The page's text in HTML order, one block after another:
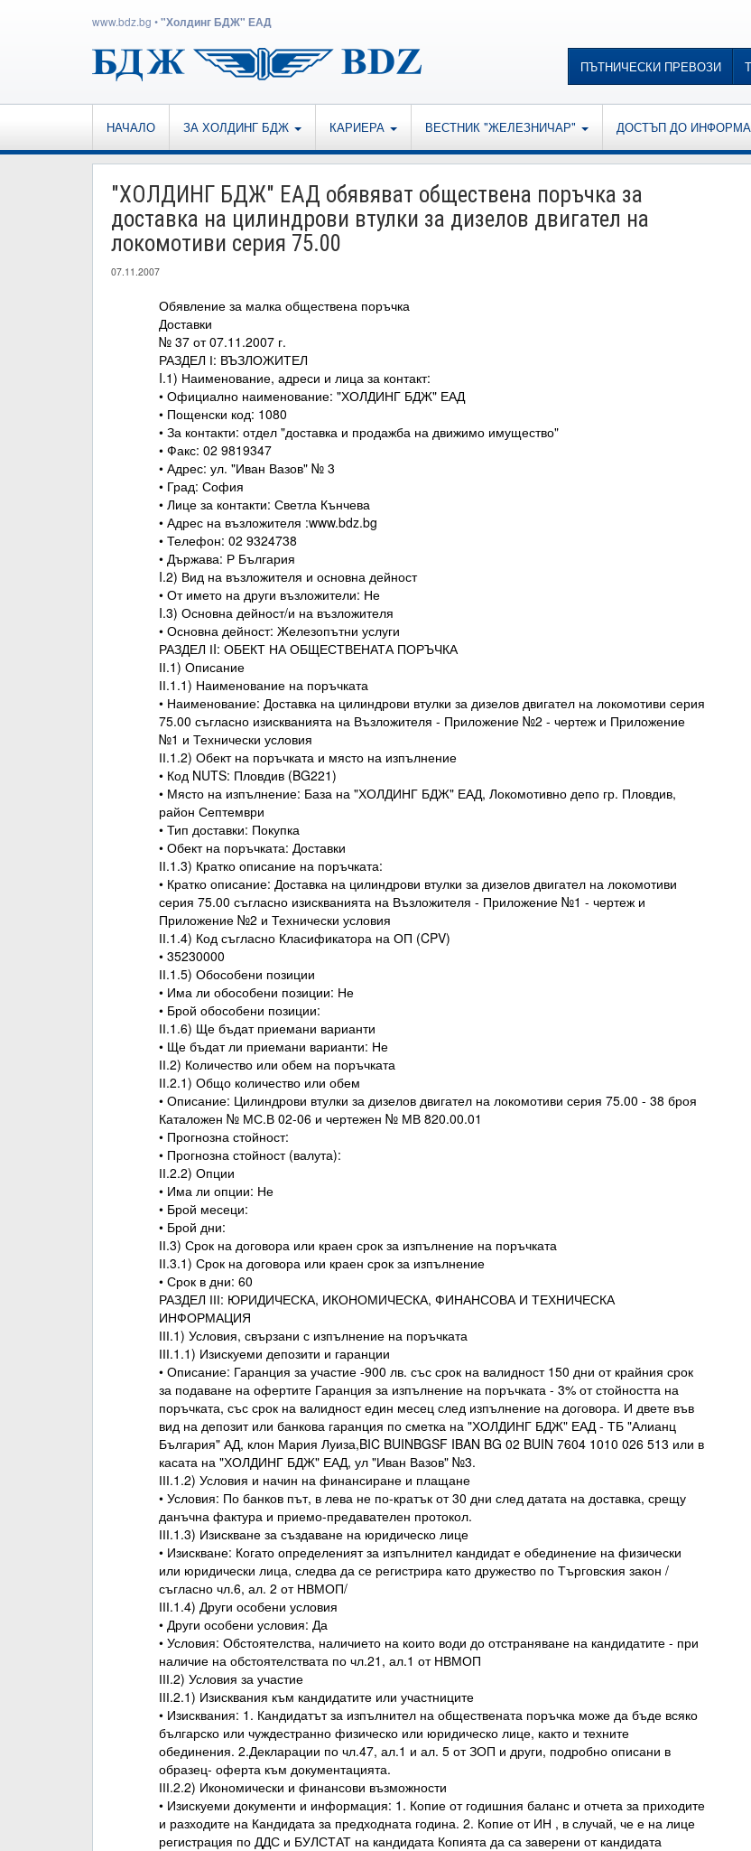
www.bdz.bg •"Холдинг БДЖ" ЕАД
ПЪТНИЧЕСКИ ПРЕВОЗИ
НАЧАЛО ЗА ХОЛДИНГ БДЖ КАРИЕРА ВЕСТНИК "ЖЕЛЕЗНИЧАР" ДОСТЪП ДО
"ХОЛДИНГ БДЖ" ЕАД обявяват обществена поръчка за
доставка на цилиндрови втулки за дизелов двигател на
локомотиви серия 75.00
07.11.2007
Обявление за малка обществена поръчка
Доставки
№ 37 от 07.11.2007 г.
РАЗДЕЛ І: ВЪЗЛОЖИТЕЛ
I.1) Наименование, адреси и лица за контакт:
• Официално наименование: "ХОЛДИНГ БДЖ" ЕАД
• Пощенски код: 1080
• За контакти: отдел "доставка и продажба на движимо имущество"
• Факс: 02 9819347
• Адрес: ул. "Иван Вазов" № 3
• Град: София
• Лице за контакти: Светла Кънчева
• Адрес на възложителя :www.bdz.bg
• Телефон: 02 9324738
• Държава: Р България
I.2) Вид на възложителя и основна дейност
• От името на други възложители: Не
I.3) Основна дейност/и на възложителя
• Основна дейност: Железопътни услуги
РАЗДЕЛ ІI: ОБЕКТ НА ОБЩЕСТВЕНАТА ПОРЪЧКА
ІІ.1) Описание
ІІ.1.1) Наименование на поръчката
• Наименование: Доставка на цилиндрови втулки за дизелов двигател на локомотиви серия
75.00 съгласно изискванията на Възложителя - Приложение №2 - чертеж и Приложение
№1 и Технически условия
ІІ.1.2) Обект на поръчката и място на изпълнение
• Код NUTS: Пловдив (BG221)
• Място на изпълнение: База на "ХОЛДИНГ БДЖ" ЕАД, Локомотивно депо гр. Пловдив,
район Септември
• Тип доставки: Покупка
• Обект на поръчката: Доставки
ІІ.1.3) Кратко описание на поръчката:
• Кратко описание: Доставка на цилиндрови втулки за дизелов двигател на локомотиви
серия 75.00 съгласно изискванията на Възложителя - Приложение №1 - чертеж и
Приложение №2 и Технически условия
ІІ.1.4) Код съгласно Класификатора на ОП (CPV)
• 35230000
ІІ.1.5) Обособени позиции
• Има ли обособени позиции: Не
• Брой обособени позиции:
ІІ.1.6) Ще бъдат приемани варианти
• Ще бъдат ли приемани варианти: Не
ІІ.2) Количество или обем на поръчката
ІІ.2.1) Общо количество или обем
• Описание: Цилиндрови втулки за дизелов двигател на локомотиви серия 75.00 - 38 броя
Каталожен № МС.В 02-06 и чертежен № МВ 820.00.01
• Прогнозна стойност:
• Прогнозна стойност (валута):
ІІ.2.2) Опции
• Има ли опции: Не
• Брой месеци:
• Брой дни:
ІІ.3) Срок на договора или краен срок за изпълнение на поръчката
ІІ.3.1) Срок на договора или краен срок за изпълнение
• Срок в дни: 60
РАЗДЕЛ ІІІ: ЮРИДИЧЕСКА, ИКОНОМИЧЕСКА, ФИНАНСОВА И ТЕХНИЧЕСКА
ИНФОРМАЦИЯ
ІІІ.1) Условия, свързани с изпълнение на поръчката
ІІІ.1.1) Изискуеми депозити и гаранции
• Описание: Гаранция за участие -900 лв. със срок на валидност 150 дни от крайния срок
за подаване на офертите Гаранция за изпълнение на поръчката - 3% от стойността на
поръчката, със срок на валидност един месец след изпълнение на договора. И двете във
вид на депозит или банкова гаранция по сметка на "ХОЛДИНГ БДЖ" ЕАД - ТБ "Алианц
България" АД, клон Мария Луиза,BIC BUINBGSF IBAN BG 02 BUIN 7604 1010 026 513 или в
касата на "ХОЛДИНГ БДЖ" ЕАД, ул "Иван Вазов" №3.
ІІІ.1.2) Условия и начин на финансиране и плащане
• Условия: По банков път, в лева не по-кратък от 30 дни след датата на доставка, срещу
данъчна фактура и приемо-предавателен протокол.
ІІІ.1.3) Изискване за създаване на юридическо лице
• Изискване: Когато определеният за изпълнител кандидат е обединение на физически
или юридически лица, следва да се регистрира като дружество по Търговския закон /
съгласно чл.6, ал. 2 от НВМОП/
ІІІ.1.4) Други особени условия
• Други особени условия: Да
• Условия: Обстоятелства, наличието на които води до отстраняване на кандидатите - при
наличие на обстоятелствата по чл.21, ал.1 от НВМОП
ІІІ.2) Условия за участие
ІІІ.2.1) Изисквания към кандидатите или участниците
• Изисквания: 1. Кандидатът за изпълнител на обществената поръчка може да бъде всяко
българско или чуждестранно физическо или юридическо лице, както и техните
обединения. 2.Декларации по чл.47, ал.1 и ал. 5 от ЗОП и други, подробно описани в
образец- оферта към документацията.
ІІІ.2.2) Икономически и финансови възможности
• Изискуеми документи и информация: 1. Копие от годишния баланс и отчета за приходите
и разходите на Кандидата за предходната година. 2. Копие от ИН , в случай, че е на лице
регистрация по ДДС и БУЛСТАТ на кандидата Копията да са заверени от кандидата